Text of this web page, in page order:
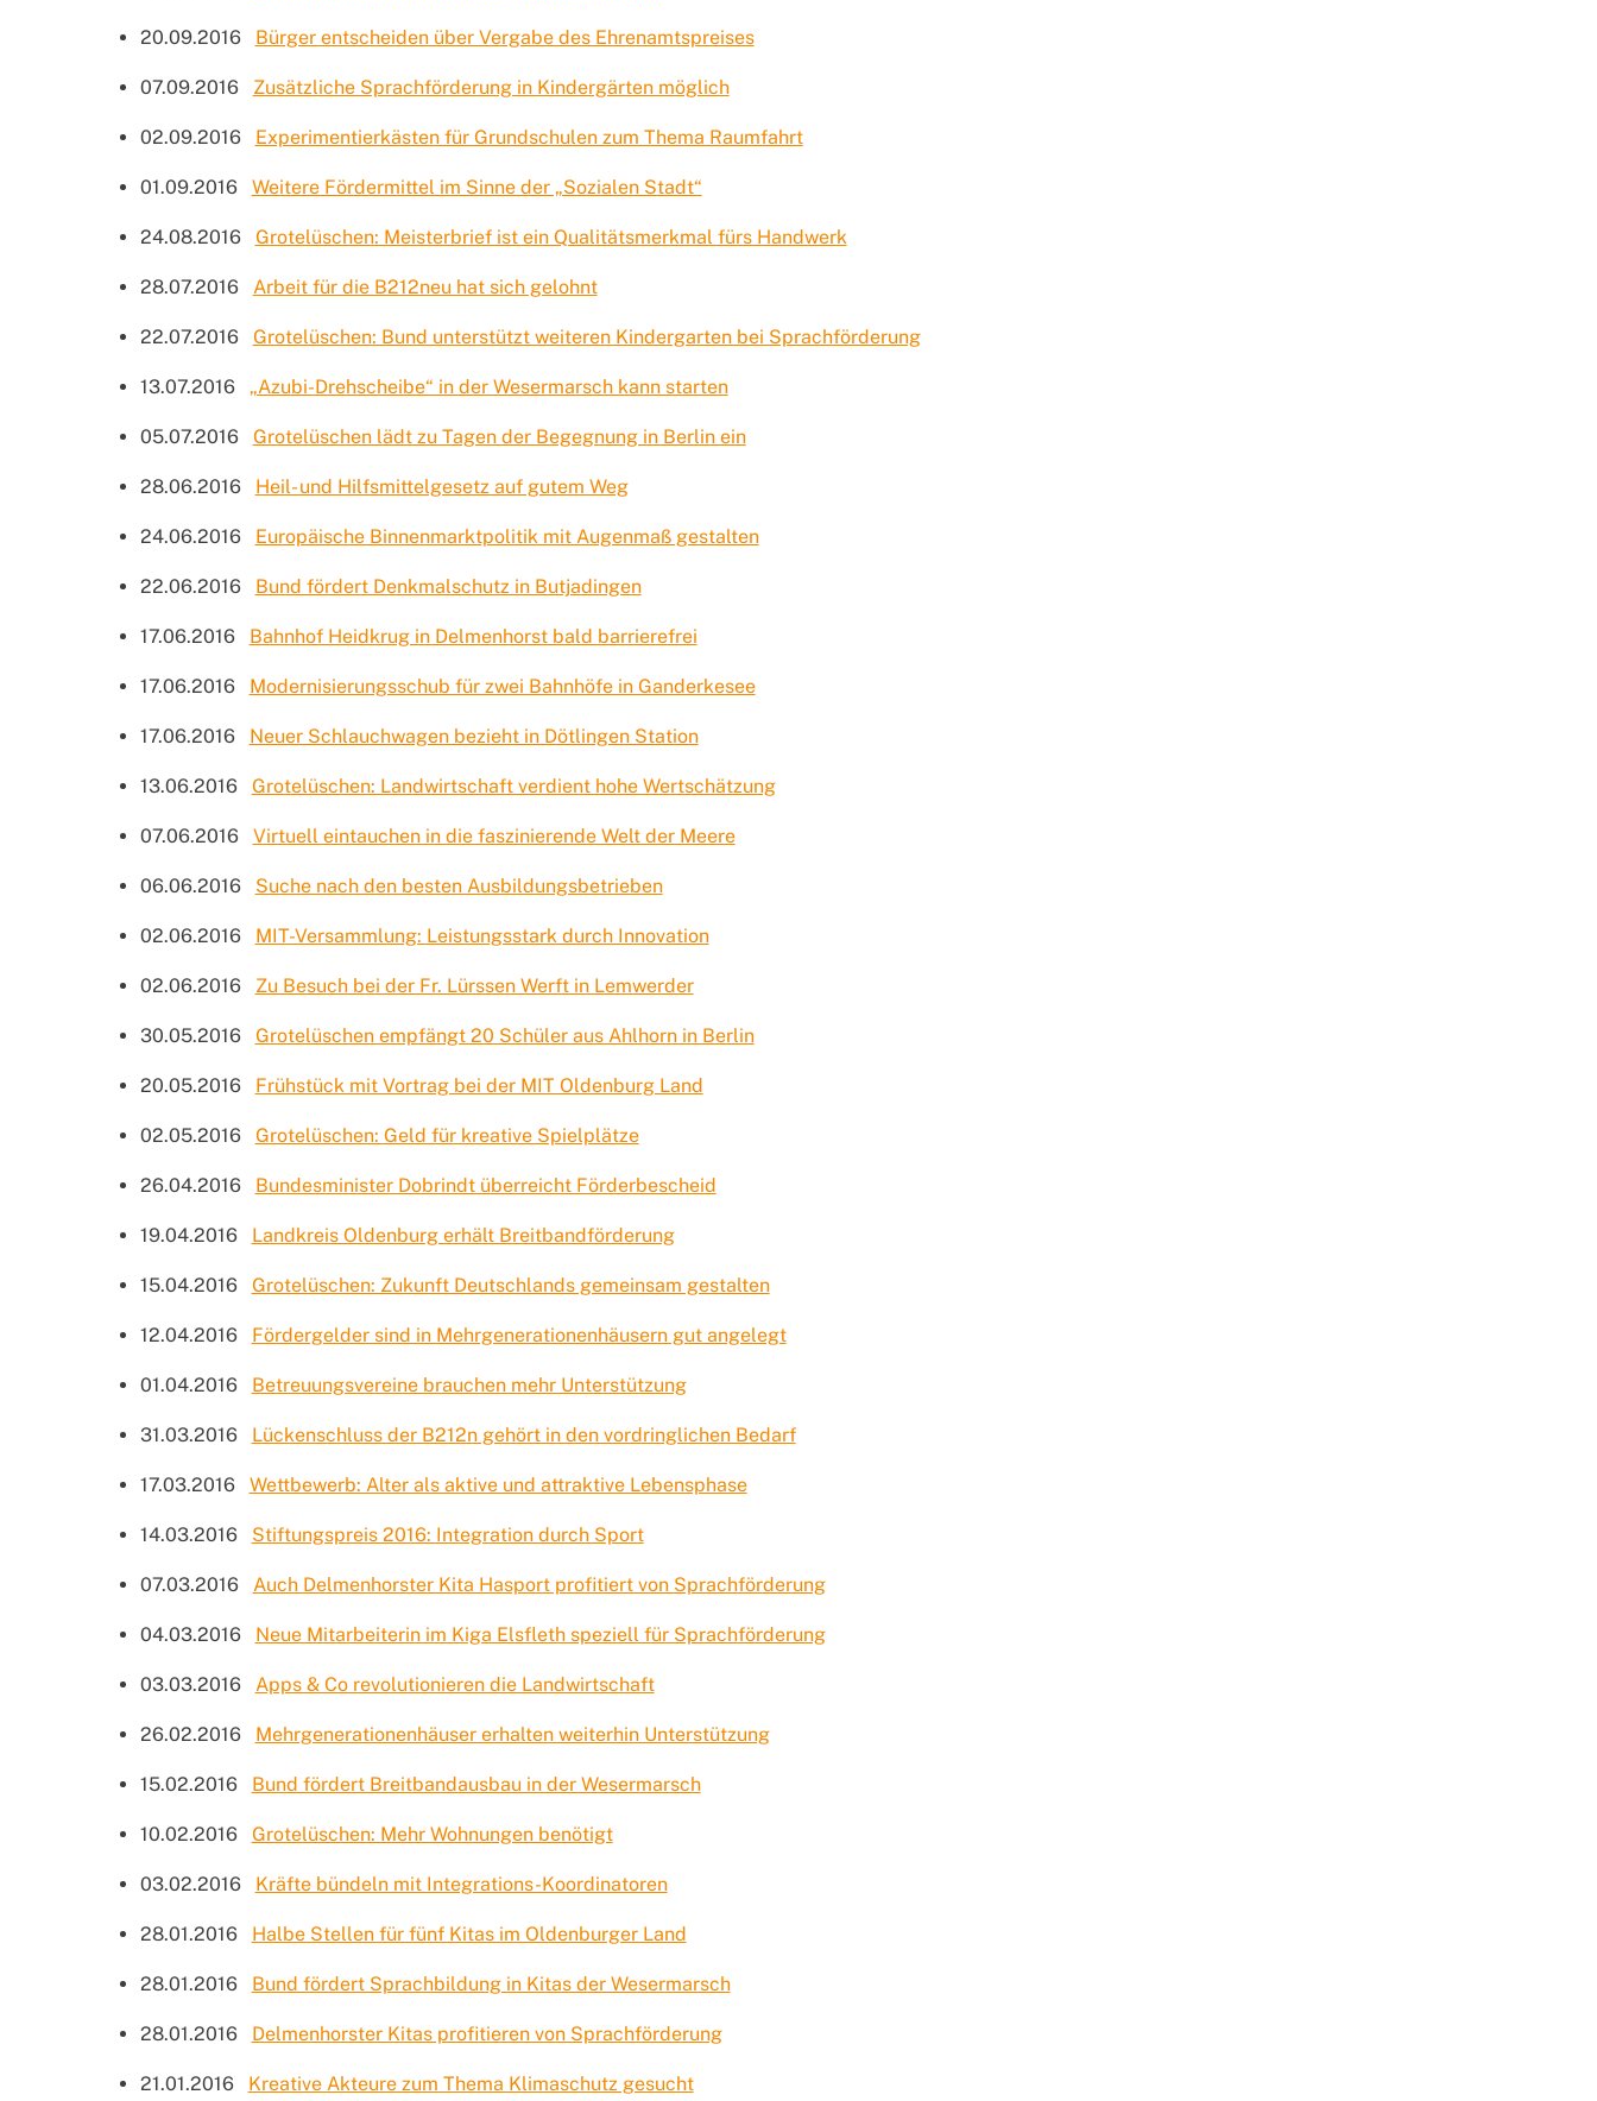
20.09.2016 Bürger entscheiden über Vergabe des Ehrenamtspreises
07.09.2016 Zusätzliche Sprachförderung in Kindergärten möglich
02.09.2016 Experimentierkästen für Grundschulen zum Thema Raumfahrt
01.09.2016 Weitere Fördermittel im Sinne der „Sozialen Stadt“
24.08.2016 Grotelüschen: Meisterbrief ist ein Qualitätsmerkmal fürs Handwerk
28.07.2016 Arbeit für die B212neu hat sich gelohnt
22.07.2016 Grotelüschen: Bund unterstützt weiteren Kindergarten bei Sprachförderung
13.07.2016 „Azubi-Drehscheibe“ in der Wesermarsch kann starten
05.07.2016 Grotelüschen lädt zu Tagen der Begegnung in Berlin ein
28.06.2016 Heil- und Hilfsmittelgesetz auf gutem Weg
24.06.2016 Europäische Binnenmarktpolitik mit Augenmaß gestalten
22.06.2016 Bund fördert Denkmalschutz in Butjadingen
17.06.2016 Bahnhof Heidkrug in Delmenhorst bald barrierefrei
17.06.2016 Modernisierungsschub für zwei Bahnhöfe in Ganderkesee
17.06.2016 Neuer Schlauchwagen bezieht in Dötlingen Station
13.06.2016 Grotelüschen: Landwirtschaft verdient hohe Wertschätzung
07.06.2016 Virtuell eintauchen in die faszinierende Welt der Meere
06.06.2016 Suche nach den besten Ausbildungsbetrieben
02.06.2016 MIT-Versammlung: Leistungsstark durch Innovation
02.06.2016 Zu Besuch bei der Fr. Lürssen Werft in Lemwerder
30.05.2016 Grotelüschen empfängt 20 Schüler aus Ahlhorn in Berlin
20.05.2016 Frühstück mit Vortrag bei der MIT Oldenburg Land
02.05.2016 Grotelüschen: Geld für kreative Spielplätze
26.04.2016 Bundesminister Dobrindt überreicht Förderbescheid
19.04.2016 Landkreis Oldenburg erhält Breitbandförderung
15.04.2016 Grotelüschen: Zukunft Deutschlands gemeinsam gestalten
12.04.2016 Fördergelder sind in Mehrgenerationenhäusern gut angelegt
01.04.2016 Betreuungsvereine brauchen mehr Unterstützung
31.03.2016 Lückenschluss der B212n gehört in den vordringlichen Bedarf
17.03.2016 Wettbewerb: Alter als aktive und attraktive Lebensphase
14.03.2016 Stiftungspreis 2016: Integration durch Sport
07.03.2016 Auch Delmenhorster Kita Hasport profitiert von Sprachförderung
04.03.2016 Neue Mitarbeiterin im Kiga Elsfleth speziell für Sprachförderung
03.03.2016 Apps & Co revolutionieren die Landwirtschaft
26.02.2016 Mehrgenerationenhäuser erhalten weiterhin Unterstützung
15.02.2016 Bund fördert Breitbandausbau in der Wesermarsch
10.02.2016 Grotelüschen: Mehr Wohnungen benötigt
03.02.2016 Kräfte bündeln mit Integrations-Koordinatoren
28.01.2016 Halbe Stellen für fünf Kitas im Oldenburger Land
28.01.2016 Bund fördert Sprachbildung in Kitas der Wesermarsch
28.01.2016 Delmenhorster Kitas profitieren von Sprachförderung
21.01.2016 Kreative Akteure zum Thema Klimaschutz gesucht